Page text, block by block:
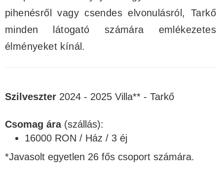
pihenésről vagy csendes elvonulásról, Tarkő
minden látogató számára emlékezetes
élményeket kínál.
Szilveszter 2024 - 2025 Villa** - Tarkő
Csomag ára(szállás):
16000 RON / Ház / 3 éj
*Javasolt egyetlen 26 fős csoport számára.